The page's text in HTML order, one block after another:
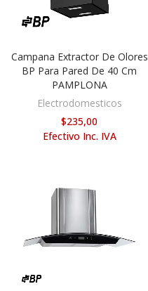
AÑADIR AL CARRITO
Campana Extractor De Olores
BP Para Pared De 40 Cm
PAMPLONA
Electrodomesticos
$235,00
Efectivo Inc. IVA